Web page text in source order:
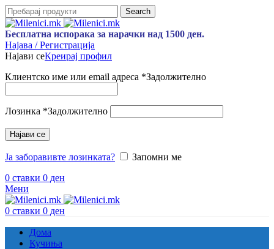
Search
Бесплатна испорака за нарачки над 1500 ден.
Најава / Регистрација
Најави сеКреирај профил
Клиентско име или email адреса *Задолжително
Лозинка *Задолжително
Најави се
Ја заборавивте лозинката?
Запомни ме
0 ставки 0 ден
Мени
0 ставки 0 ден
Дома
Кучиња